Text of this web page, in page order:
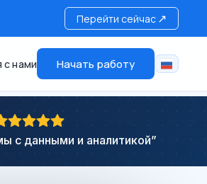
Перейти сейчас ↗
с нами Начать работу
с данными и аналитикой”